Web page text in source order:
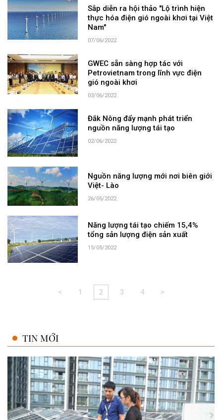
Sắp diễn ra hội thảo "Lộ trình hiện
thực hóa điện gió ngoài khơi tại Việt
Nam"
07/06/2022
GWEC sẵn sàng hợp tác với
Petrovietnam trong lĩnh vực điện
gió ngoài khơi
03/06/2022
Đắk Nông đẩy mạnh phát triển
nguồn năng lượng tái tạo
02/06/2022
Nguồn năng lượng mới nơi biên giới
Việt- Lào
26/05/2022
Năng lượng tái tạo chiếm 15,4%
tổng sản lượng điện sản xuất
15/05/2022
< 1 2 3 4 >
TIN MỚI